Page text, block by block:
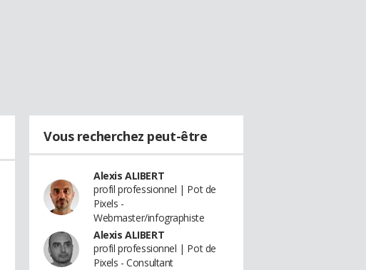
Vous recherchez peut-être
Alexis ALIBERT
profil professionnel | Pot de
Pixels -
Webmaster/infographiste
Alexis ALIBERT
profil professionnel | Pot de
Pixels - Consultant